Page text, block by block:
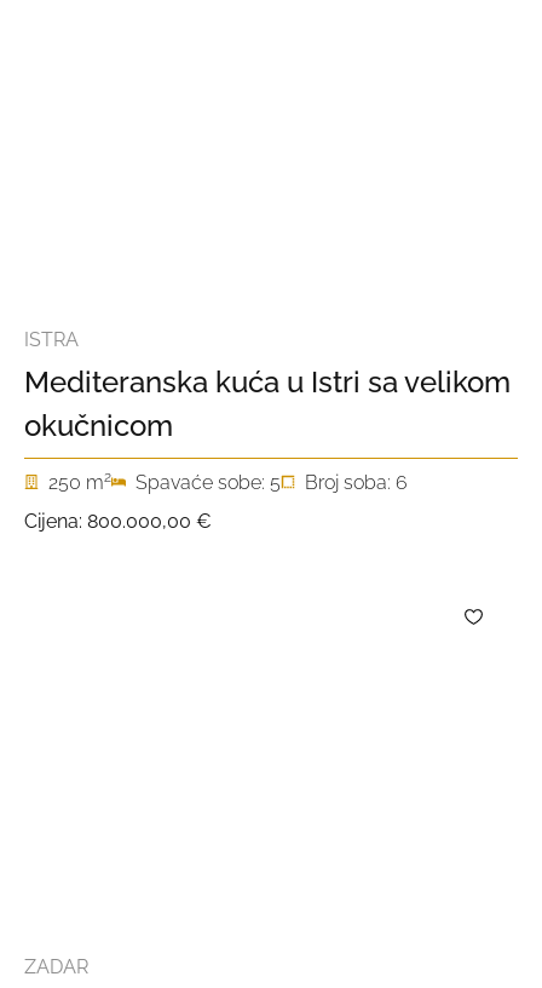
ISTRA
Mediteranska kuća u Istri sa velikom
okučnicom
250 m2 Spavaće sobe: 5
Broj soba: 6
Cijena: 800.000,00 €
ZADAR